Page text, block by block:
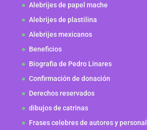
Alebrijes de papel mache
Alebrijes de plastilina
Alebrijes mexicanos
Beneficios
Biografia de Pedro Linares
Confirmación de donación
Derechos reservados
dibujos de catrinas
Frases celebres de autores y